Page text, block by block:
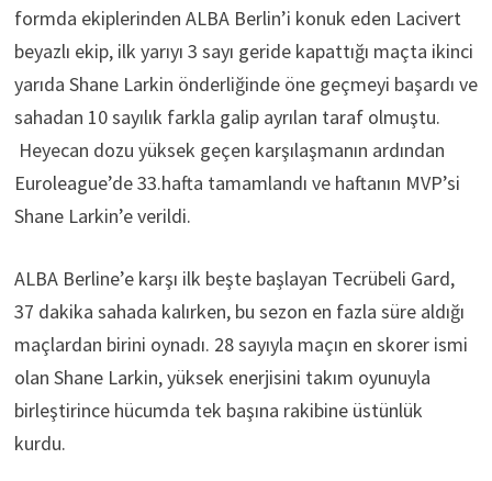
formda ekiplerinden ALBA Berlin’i konuk eden Lacivert
beyazlı ekip, ilk yarıyı 3 sayı geride kapattığı maçta ikinci
yarıda Shane Larkin önderliğinde öne geçmeyi başardı ve
sahadan 10 sayılık farkla galip ayrılan taraf olmuştu.
Heyecan dozu yüksek geçen karşılaşmanın ardından
Euroleague’de 33.hafta tamamlandı ve haftanın MVP’si
Shane Larkin’e verildi.
ALBA Berline’e karşı ilk beşte başlayan Tecrübeli Gard,
37 dakika sahada kalırken, bu sezon en fazla süre aldığı
maçlardan birini oynadı. 28 sayıyla maçın en skorer ismi
olan Shane Larkin, yüksek enerjisini takım oyunuyla
birleştirince hücumda tek başına rakibine üstünlük
kurdu.